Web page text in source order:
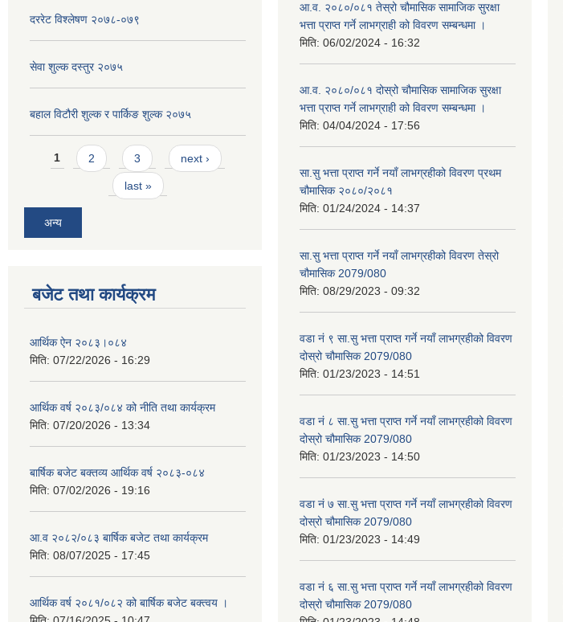
दररेट विश्लेषण २०७८-०७९
सेवा शुल्क दस्तुर २०७५
बहाल विटौरी शुल्क र पार्किङ शुल्क २०७५
Pages
1 2 3 next ›
last »
अन्य
बजेट तथा कार्यक्रम
आर्थिक ऐन २०८३।०८४
मिति: 07/22/2026 - 16:29
आर्थिक वर्ष २०८३/०८४ को नीति तथा कार्यक्रम
मिति: 07/20/2026 - 13:34
बार्षिक बजेट बक्तव्य आर्थिक वर्ष २०८३-०८४
मिति: 07/02/2026 - 19:16
आ.व २०८२/०८३ बार्षिक बजेट तथा कार्यक्रम
मिति: 08/07/2025 - 17:45
आर्थिक वर्ष २०८१/०८२ को बार्षिक बजेट बक्त्वय ।
आ.व. २०८०/०८१ तेस्रो चौमासिक सामाजिक सुरक्षा
भत्ता प्राप्त गर्ने लाभग्राही को विवरण सम्बन्धमा ।
मिति: 06/02/2024 - 16:32
आ.व. २०८०/०८१ दोस्रो चौमासिक सामाजिक सुरक्षा
भत्ता प्राप्त गर्ने लाभग्राही को विवरण सम्बन्धमा ।
मिति: 04/04/2024 - 17:56
सा.सु भत्ता प्राप्त गर्ने नयाँ लाभग्रहीको विवरण प्रथम
चौमासिक २०८०/२०८१
मिति: 01/24/2024 - 14:37
सा.सु भत्ता प्राप्त गर्ने नयाँ लाभग्रहीको विवरण तेस्रो
चौमासिक 2079/080
मिति: 08/29/2023 - 09:32
वडा नं ९ सा.सु भत्ता प्राप्त गर्ने नयाँ लाभग्रहीको विवरण
दोस्रो चौमासिक 2079/080
मिति: 01/23/2023 - 14:51
वडा नं ८ सा.सु भत्ता प्राप्त गर्ने नयाँ लाभग्रहीको विवरण
दोस्रो चौमासिक 2079/080
मिति: 01/23/2023 - 14:50
वडा नं ७ सा.सु भत्ता प्राप्त गर्ने नयाँ लाभग्रहीको विवरण
दोस्रो चौमासिक 2079/080
मिति: 01/23/2023 - 14:49
वडा नं ६ सा.सु भत्ता प्राप्त गर्ने नयाँ लाभग्रहीको विवरण
दोस्रो चौमासिक 2079/080